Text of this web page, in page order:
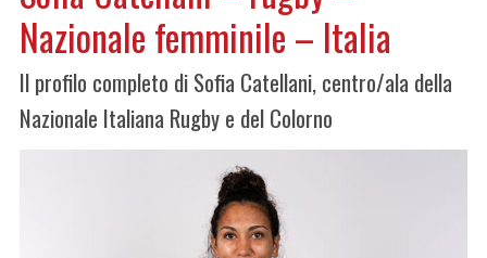
Nazionale femminile – Italia
Il profilo completo di Sofia Catellani, centro/ala della
Nazionale Italiana Rugby e del Colorno